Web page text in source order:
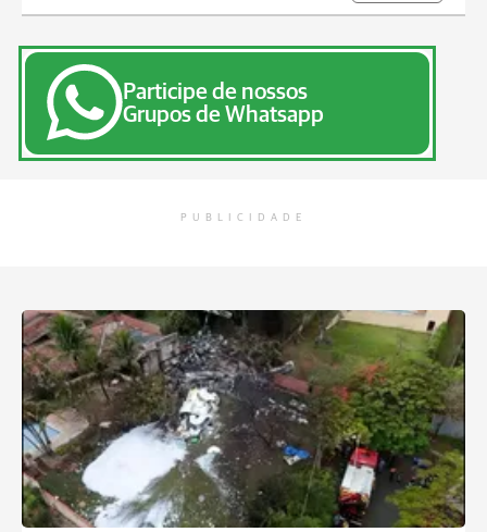
Participe de nossos
Grupos de Whatsapp
PUBLICIDADE